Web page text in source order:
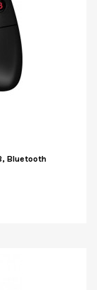
Bluetooth